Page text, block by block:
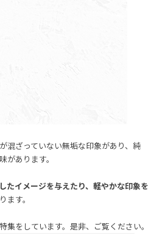
混ざっていない無垢な印象があり、純
があります。
たイメージを与えたり、軽やかな印象を
ます。
集をしています。是非、ご覧ください。